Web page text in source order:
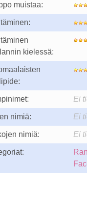
muistaa:
kielessä:
Ei
nimiä: Ei
nimiä: Ei